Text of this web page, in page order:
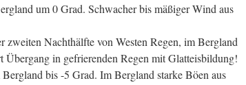
um 0 Grad. Schwacher bis mäßiger Wind aus
Nachthälfte von Westen Regen, im Bergland
Übergang in gefrierenden Regen mit Glatteisbildung!
bis -5 Grad. Im Bergland starke Böen aus